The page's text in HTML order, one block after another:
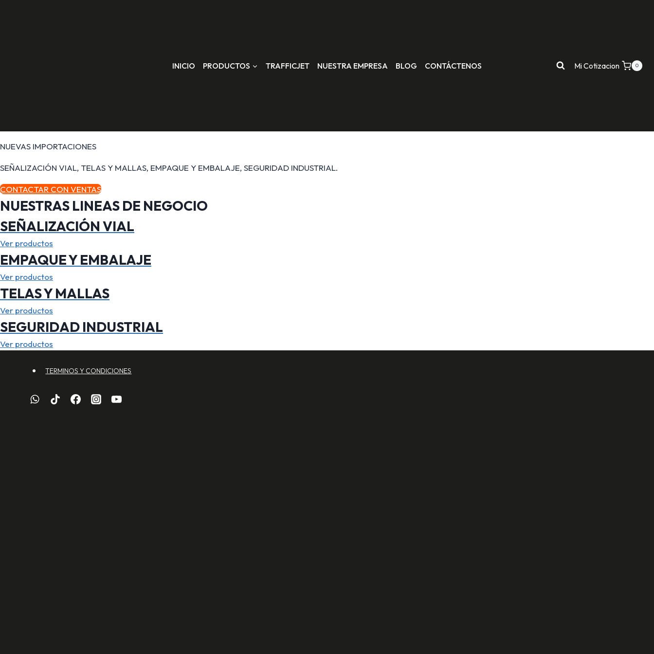
INICIO PRODUCTOS TRAFFICJET NUESTRA EMPRESA BLOG CONTÁCTENOS Mi Cotizacion 0
NUEVAS IMPORTACIONES
SEÑALIZACIÓN VIAL, TELAS Y MALLAS, EMPAQUE Y EMBALAJE, SEGURIDAD INDUSTRIAL.
CONTACTAR CON VENTAS
NUESTRAS LINEAS DE NEGOCIO
SEÑALIZACIÓN VIAL
Ver productos
EMPAQUE Y EMBALAJE
Ver productos
TELAS Y MALLAS
Ver productos
SEGURIDAD INDUSTRIAL
Ver productos
TERMINOS Y CONDICIONES